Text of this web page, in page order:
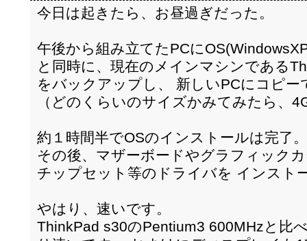
今日は起きたら、お昼過ぎだった。
午後から組み立てたPCに
と同時に、現在のメインマシンである
をバックアップし、 新しいPCにコピ
（どのくらいのサイズかみてみたら、
約１時間半でOSのインストールは完了。
その後、マザーボードやグラフィック
チップセット等のドライバを インスト
やはり、速いです。
ThinkPad s30のPentium3 600MHzと比